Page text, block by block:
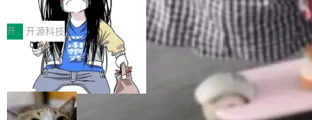
得住、用得稳、省得下、更安全！ 一、从现在开
始，Token使用一目...
q2Seq 和 DocAI 的共同发明人）以及 Oriol Vin
yals（Gemini 联合负责人，AlphaSta...
中文驱动的数字员工，自主理解需求、规划步
骤、编写代码。不挑模型、不挑平台，curl 一行
装完即用。 开源地址：Gitee · GitCode · GitHu
b 安装 支持 Java 8+（8~26）、macOS / Linu
x / Windows / Harmony PC。 # macOS / Linu
x / Harmony PC curl -fsSL https://solon.noea
r.org/solon...
价值潜能：华为云码道（CodeArts）
代码仓技术解析
一、代码仓深度理解技术的作用与价值 在软件工
程实践中，代码仓是企业核心知识资产的主要载
体。企业级代码仓库通常包含数十万乃至数百万
个文件，其规模远超单次模型调用可承载的上下
文窗口。随着项目规模的持续扩张与代码历史的
不断累积，代码仓中的模块关系、接口契约、业
务逻辑等关键信息往往分散于数十乃至数百个文
开 开源科技
一条“删库”命令跑 17 小时，算法工程
师删光 89TB 数据只为干私活
最高人民检察院8月4日公布了一起案件：北京一
名90后算法工程师王某，为了给自己接的私活腾
服务器空间，删光了公司AI游戏部门的全部核心
局